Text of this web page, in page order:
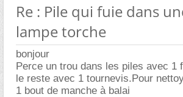
Re : Pile qui fuie dans
lampe torche
bonjour
Perce un trou dans les piles avec 1
le reste avec 1 tournevis.Pour
1 bout de manche à balai